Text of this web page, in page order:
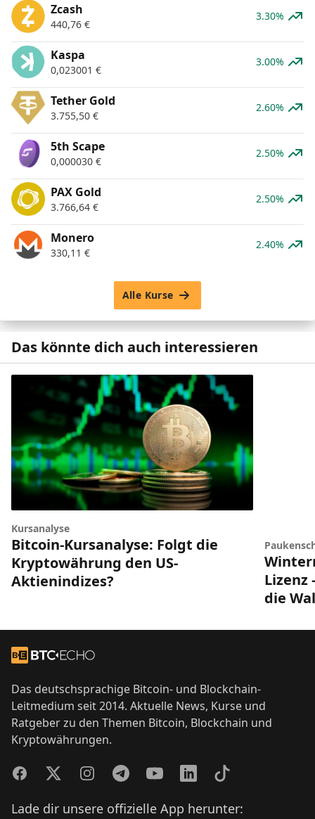
Zcash
440,76 €
3.30%
Kaspa
0,023001 €
3.00%
Tether Gold
3.755,50 €
2.60%
5th Scape
0,000030 €
2.50%
PAX Gold
3.766,64 €
2.50%
Monero
330,11 €
2.40%
Alle Kurse
Das könnte dich auch interessieren
Kursanalyse
Bitcoin-Kursanalyse: Folgt die
Kryptowährung den US-
Aktienindizes?
Lizenz
die
Zur Startseite
Das deutschsprachige Bitcoin- und Blockchain-
Leitmedium seit 2014. Aktuelle News, Kurse und
Ratgeber zu den Themen Bitcoin, Blockchain und
Kryptowährungen.
FacebookTwitterInstagramTelegramYouTubeLinkedInTikTok
Lade dir unsere offizielle App herunter: